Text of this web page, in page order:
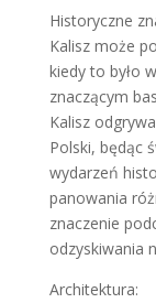
Historyczne
Kalisz może
kiedy to było
znaczącym
Kalisz
Polski, będąc
wydarzeń
panowania
znaczenie
odzyskiwania
Architektura: